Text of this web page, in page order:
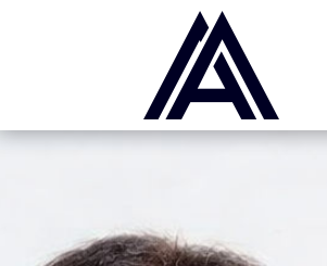
Panneau de gestion des cookies